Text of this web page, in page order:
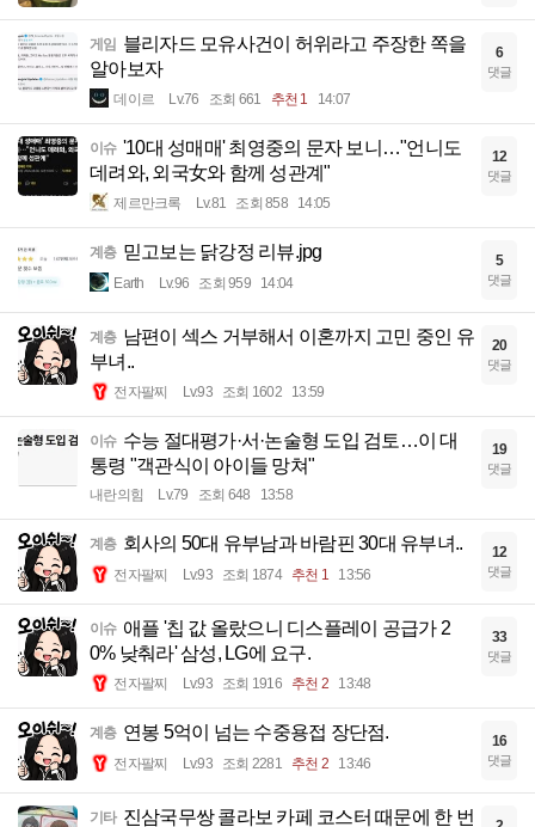
게임 블리자드 모유사건이 허위라고 주장한 쪽을
알아보자
데이르 Lv.76 조회 661 추천 1 14:07
6
댓글
이슈 '10대 성매매' 최영중의 문자 보니…"언니도
데려와, 외국女와 함께 성관계"
제르만크록 Lv.81 조회 858 14:05
12
댓글
계층 믿고보는 닭강정 리뷰.jpg
Earth Lv.96 조회 959 14:04
5
댓글
계층 남편이 섹스 거부해서 이혼까지 고민 중인 유
부녀..
전자팔찌 Lv.93 조회 1602 13:59
20
댓글
이슈 수능 절대평가·서·논술형 도입 검토…이 대
통령 "객관식이 아이들 망쳐"
내란의힘 Lv.79 조회 648 13:58
19
댓글
계층 회사의 50대 유부남과 바람핀 30대 유부녀..
전자팔찌 Lv.93 조회 1874 추천 1 13:56
12
댓글
이슈 애플 '칩 값 올랐으니 디스플레이 공급가 2
0% 낮춰라' 삼성, LG에 요구.
전자팔찌 Lv.93 조회 1916 추천 2 13:48
33
댓글
계층 연봉 5억이 넘는 수중용접 장단점.
전자팔찌 Lv.93 조회 2281 추천 2 13:46
16
댓글
기타 진삼국무쌍 콜라보 카페 코스터 때문에 한 번